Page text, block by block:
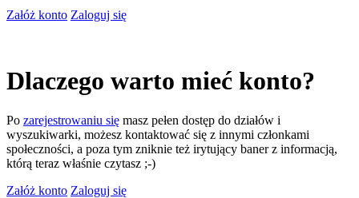
Załóż konto Zaloguj się
Dlaczego warto mieć konto?
Po zarejestrowaniu się masz pełen dostęp do działów i
wyszukiwarki, możesz kontaktować się z innymi członkami
społeczności, a poza tym zniknie też irytujący baner z informacją,
którą teraz właśnie czytasz ;-)
Załóż konto Zaloguj się